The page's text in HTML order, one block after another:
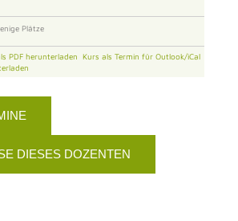
Plätze
PDF herunterladen Kurs als Termin für Outlook/iCal
DIESES DOZENTEN